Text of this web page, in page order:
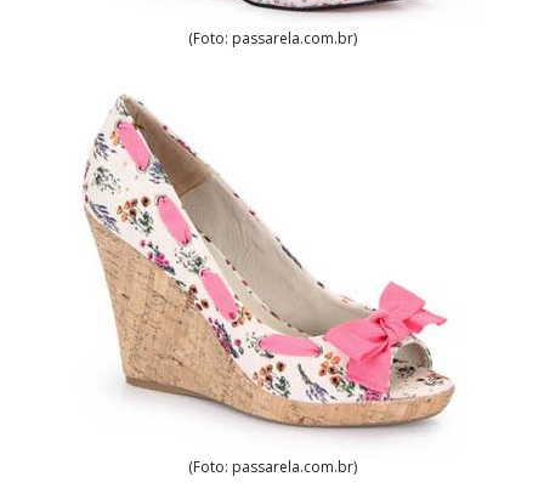
(Foto: passarela.com.br)
(Foto: passarela.com.br)